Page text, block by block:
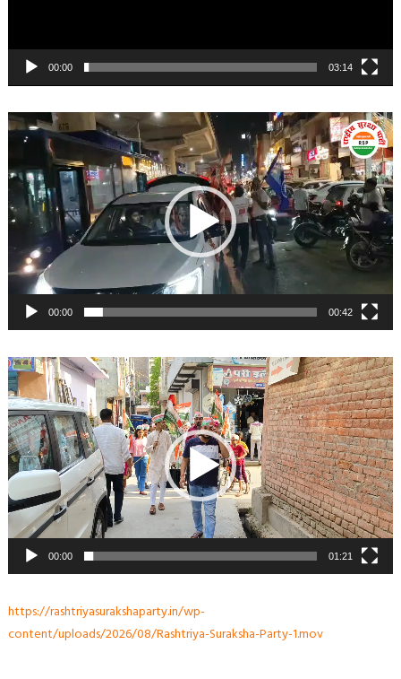
00:00 03:14
Video
Player
00:00 00:42
Video
Player
00:00 01:21
https://rashtriyasurakshaparty.in/wp-
content/uploads/2026/08/Rashtriya-Suraksha-Party-1.mov